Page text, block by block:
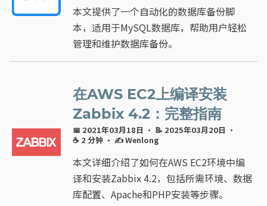
本文提供了一个自动化的数据库备份脚
本，适用于MySQL数据库，帮助用户轻松
管理和维护数据库备份。
在AWS EC2上编译安装
Zabbix 4.2：完整指南
📅 2021年03月18日 · 📝 2025年03月20日 ·
☕ 2 分钟 · ✍ Wenlong
本文详细介绍了如何在AWS EC2环境中编
译和安装Zabbix 4.2，包括所需环境、数据
库配置、Apache和PHP安装等步骤。